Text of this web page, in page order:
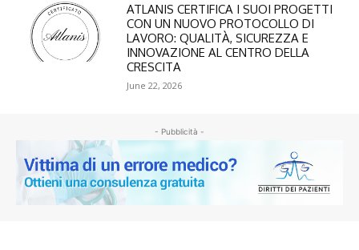
ATLANIS CERTIFICA I SUOI PROGETTI
CON UN NUOVO PROTOCOLLO DI
LAVORO: QUALITÀ, SICUREZZA E
INNOVAZIONE AL CENTRO DELLA
CRESCITA
June 22, 2026
- Pubblicità -